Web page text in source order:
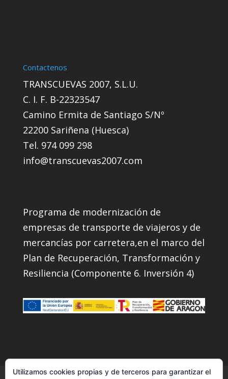
Contactenos
TRANSCUEVAS 2007, S.L.U.
C. I. F. B-22323547
Camino Ermita de Santiago S/Nº
22200 Sariñena (Huesca)
Tel. 974 099 298
info@transcuevas2007.com
Programa de modernización de
empresas de transporte de viajeros y de
mercancías por carretera,en el marco del
Plan de Recuperación, Transformación y
Resiliencia (Componente 6. Inversión 4)
Utilizamos cookies propias y de terceros para garantizar el